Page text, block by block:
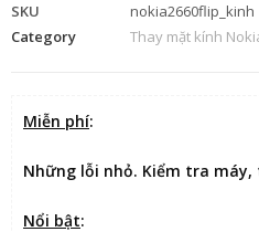
SKU
nokia2660flip_kinh
Category
Thay mặt kính
Miễn phí:
Những lỗi nhỏ. Kiểm tra
Nổi bật: